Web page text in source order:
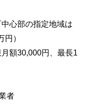
心部の指定地域は
円）
額30,000円、最長1
業者